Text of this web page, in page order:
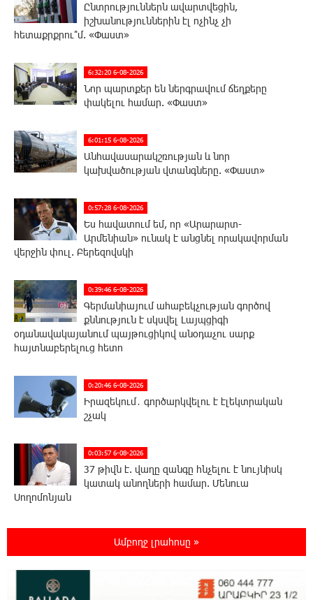
Ընտրություններն ավարտվեցին,
իշխանություններին էլ ոչինչ չի
հետաքրքրու՞մ. «Փաստ»
6:32:20 6-08-2026
Նոր պարտքեր են ներգրավում ճեղքերը
փակելու համար. «Փաստ»
6:01:15 6-08-2026
Անհավասարակշռության և նոր
կախվածության վտանգները. «Փաստ»
0:57:28 6-08-2026
Ես հավատում եմ, որ «Արարարտ-
Արմենիան» ունակ է անցնել որակավորման
վերջին փուլ. Բերեզովսկի
0:39:46 6-08-2026
Գերմանիայում ահաբեկչության գործով
քննություն է սկսվել Լայպցիգի
օդանավակայանում պայթուցիկով անօդաչու սարք
հայտնաբերելուց հետո
0:20:46 6-08-2026
Իրազեկում․ գործարկվելու է էլեկտրական
շչակ
0:03:57 6-08-2026
37 թիվն է. վաղը զանգը հնչելու է նույնիսկ
կատակ անողների համար. Մենուա
Սողոմոնյան
Օգոստոսի 6-ին, 7-ին, 10-ին, 11-ին, 12-ին և
լինելու
Ամբողջ լրահոսը »